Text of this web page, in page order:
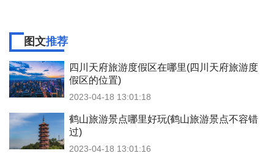
图文推荐
四川天府旅游度假区在哪里(四川天府旅游度
假区的位置)
2023-04-18 13:01:18
鹤山旅游景点哪里好玩(鹤山旅游景点不容错
过)
2023-04-18 13:01:16